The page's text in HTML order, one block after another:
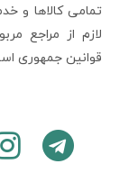
تمامی كالاها و
لازم از مراجع
قوانين جمهوری